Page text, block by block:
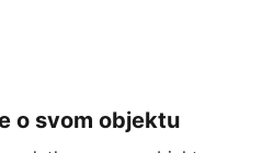
o svom objektu